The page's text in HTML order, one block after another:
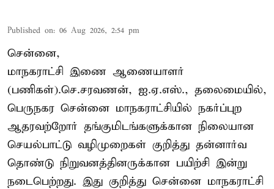
Published on: 06 Aug 2026, 2:54 pm
சென்னை,
மாநகராட்சி இணை ஆணையாளர்
(பணிகள்).செ.சரவணன், ஐ.ஏ.எஸ்., தலைமையில்,
பெருநகர சென்னை மாநகராட்சியில் நகர்ப்புற
ஆதரவற்றோர் தங்குமிடங்களுக்கான நிலையான
செயல்பாட்டு வழிமுறைகள் குறித்து தன்னார்வ
தொண்டு நிறுவனத்தினருக்கான பயிற்சி இன்று
நடைபெற்றது. இது குறித்து சென்னை மாநகராட்சி